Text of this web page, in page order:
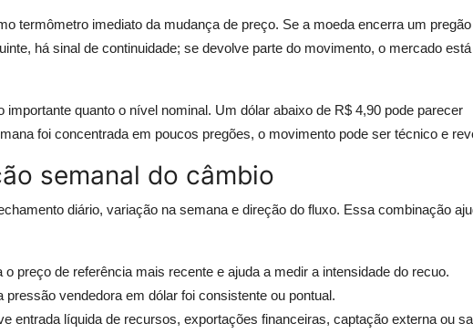
termômetro imediato da mudança de preço. Se a moeda encerra um
há sinal de continuidade; se devolve parte do movimento, o mercado
importante quanto o nível nominal. Um dólar abaixo de R$ 4,90 pode parecer
foi concentrada em poucos pregões, o movimento pode ser técnico e
semanal do câmbio
diário, variação na semana e direção do fluxo. Essa combinação
o preço de referência mais recente e ajuda a medir a intensidade do recuo.
pressão vendedora em dólar foi consistente ou pontual.
entrada líquida de recursos, exportações financeiras, captação externa ou